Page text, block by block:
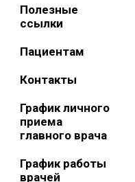
Полезные
ссылки
Пациентам
Контакты
График личного
приема
главного врача
График работы
врачей